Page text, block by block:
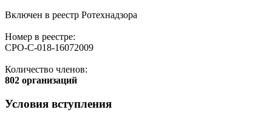
Включен в реестр Ротехнадзора
Номер в реестре:
СРО-С-018-16072009
Количество членов:
802 организаций
Условия вступления